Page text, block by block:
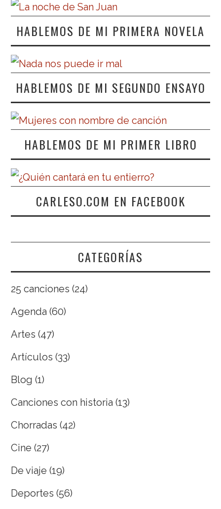
HABLEMOS DE MI PRIMERA NOVELA
HABLEMOS DE MI SEGUNDO ENSAYO
HABLEMOS DE MI PRIMER LIBRO
CARLESO.COM EN FACEBOOK
CATEGORÍAS
25 canciones (24)
Agenda (60)
Artes (47)
Artículos (33)
Blog (1)
Canciones con historia (13)
Chorradas (42)
Cine (27)
De viaje (19)
Deportes (56)